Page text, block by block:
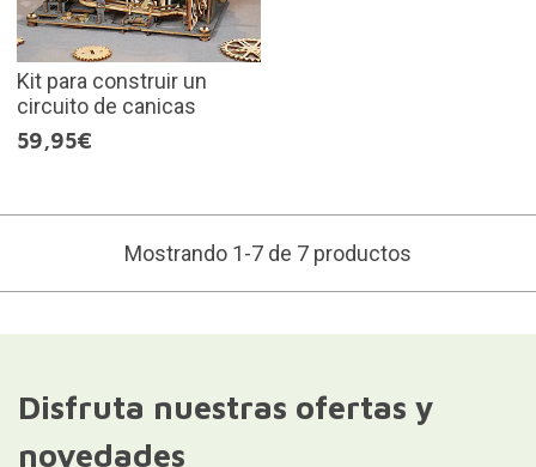
Kit para construir un
circuito de canicas
59,95€
Mostrando 1-7 de 7 productos
Disfruta nuestras ofertas y
novedades